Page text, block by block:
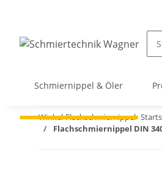
Schmiernippel & Öler
Winkel-Flachschmiernippel
Flachschmiernippel DIN